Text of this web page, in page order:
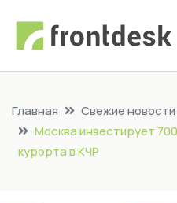
Главная
Свежие новости
Москва инвестирует
курорта в КЧР